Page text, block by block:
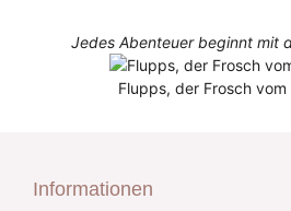
Jedes Abenteuer beginnt mit
Flupps, der Frosch vom
Informationen